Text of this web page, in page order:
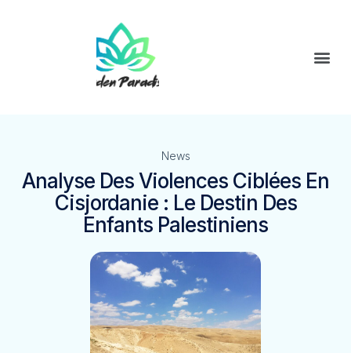
News
Analyse Des Violences Ciblées En
Cisjordanie : Le Destin Des
Enfants Palestiniens